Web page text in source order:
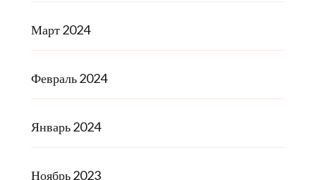
Март 2024
Февраль 2024
Январь 2024
Ноябрь 2023